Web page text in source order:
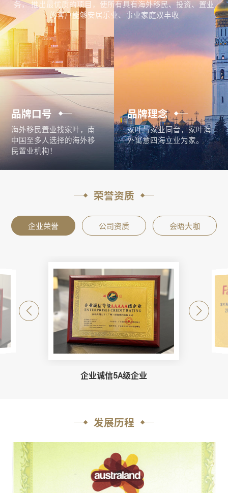
务， 推出最优质的项目，使所有具有海外移民、投资、置业
的客户能够安居乐业、事业家庭双丰收
品牌口号
海外移民置业找家叶，南
中国至多人选择的海外移
民置业机构！
品牌理念
家叶与家业同音，家叶海
外寓意四海立业为家。
荣誉资质
企业荣誉 公司资质 会晤大咖
企业诚信5A级企业
瑙鲁移民项目官方授权证书
与安提瓜和巴布达参事合影
发展历程